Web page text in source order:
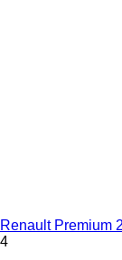
Renault Premium
4